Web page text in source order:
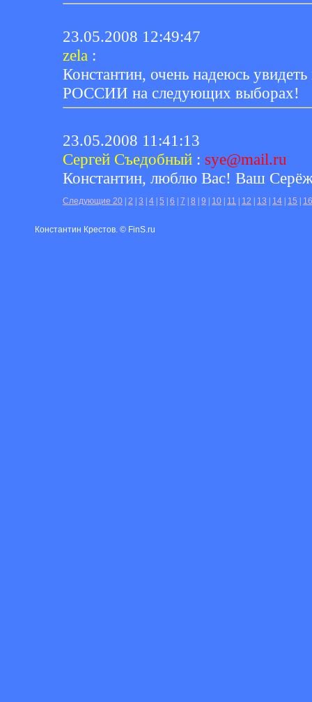
23.05.2008 12:49:47
zela :
Константин, очень надеюсь
РОССИИ на следующих выборах!
23.05.2008 11:41:13
Сергей Съедобный : sye@mail.ru
Константин, люблю Вас! Ваш
Следующие 20 | 2 | 3 | 4 | 5 | 6 | 7 | 8 | 9 | 10 | 11 | 12 | 13 | 14 | 15 | 16
Константин Крестов. © FinS.ru